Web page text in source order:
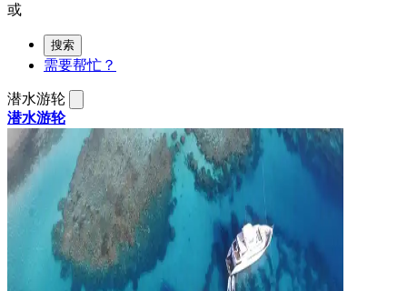
或
搜索
需要帮忙？
潜水游轮
潜水游轮